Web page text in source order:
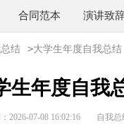
合同范本 演讲致
结 >大学生年度自我总结
生年度自我
2026-07-08 16:02:16 自我总